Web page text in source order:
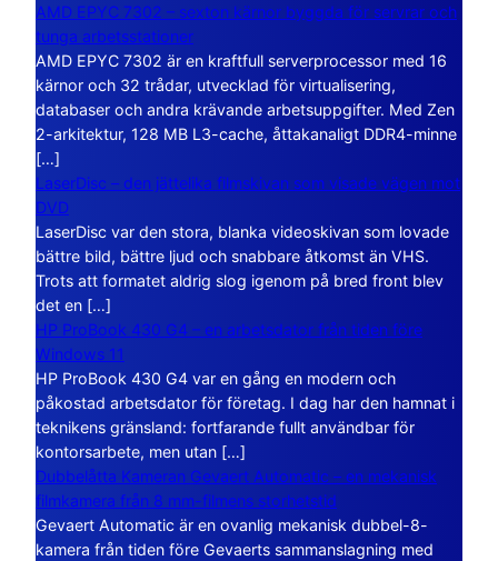
AMD EPYC 7302 – sexton kärnor byggda för servrar och
tunga arbetsstationer
AMD EPYC 7302 är en kraftfull serverprocessor med 16
kärnor och 32 trådar, utvecklad för virtualisering,
databaser och andra krävande arbetsuppgifter. Med Zen
2-arkitektur, 128 MB L3-cache, åttakanaligt DDR4-minne
[…]
LaserDisc – den jättelika filmskivan som visade vägen mot
DVD
LaserDisc var den stora, blanka videoskivan som lovade
bättre bild, bättre ljud och snabbare åtkomst än VHS.
Trots att formatet aldrig slog igenom på bred front blev
det en […]
HP ProBook 430 G4 – en arbetsdator från tiden före
Windows 11
HP ProBook 430 G4 var en gång en modern och
påkostad arbetsdator för företag. I dag har den hamnat i
teknikens gränsland: fortfarande fullt användbar för
kontorsarbete, men utan […]
Dubbelåtta Kameran Gevaert Automatic – en mekanisk
filmkamera från 8 mm-filmens storhetstid
Gevaert Automatic är en ovanlig mekanisk dubbel-8-
kamera från tiden före Gevaerts sammanslagning med